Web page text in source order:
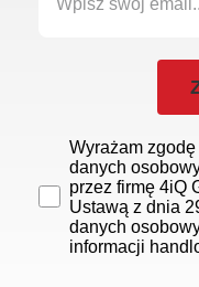
Wyrażam
danych
przez firmę 4iQ
Ustawą z dnia
danych
informacji